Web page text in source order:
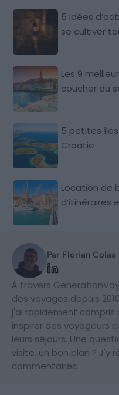
5 idées
se cultiver
Les 9
coucher du
5 petites
Croatie
Location de
d’itinéraires
Par Florian Colas
À travers
des voyages depuis
j'ai rapidement
inspirer des voyageurs
leurs séjours. Une
visite, un bon plan ? J'y
commentaires.